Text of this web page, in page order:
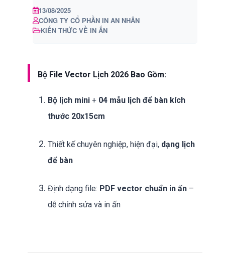
13/08/2025
CÔNG TY CỔ PHẦN IN AN NHÂN
KIẾN THỨC VỀ IN ẤN
Bộ File Vector Lịch 2026 Bao Gồm:
Bộ lịch mini + 04 mẫu lịch để bàn kích
thước 20x15cm
Thiết kế chuyên nghiệp, hiện đại, dạng lịch
để bàn
Định dạng file: PDF vector chuẩn in ấn –
dễ chỉnh sửa và in ấn